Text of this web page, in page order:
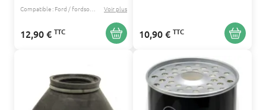
Compatible : Landini ...
Voir plus
12,90 € TTC 10,90 € TTC